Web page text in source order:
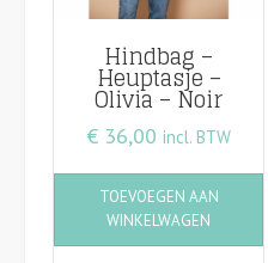
Hindbag –
Heuptasje –
Olivia – Noir
€36,00 incl. BTW
TOEVOEGEN AAN
WINKELWAGEN